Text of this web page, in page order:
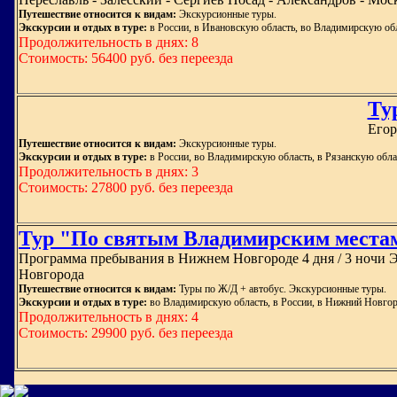
Путешествие относится к видам: Экскурсионные туры.
Экскурсии и отдых в туре: в России, в Ивановскую область, во Владимирскую
Продолжительность в днях: 8
Стоимость: 56400 руб. без переезда
Путешествие относится к видам: Экскурсионные туры.
Экскурсии и отдых в туре: в России, во Владимирскую область, в Рязанскую
Продолжительность в днях: 3
Стоимость: 27800 руб. без переезда
Тур "По святым Владимирским
Программа пребывания в Нижнем Новгороде 4 дня / 3
Новгорода
Путешествие относится к видам: Туры по Ж/Д + автобус. Экскурсионные туры.
Экскурсии и отдых в туре: во Владимирскую область, в России, в Нижний
Продолжительность в днях: 4
Стоимость: 29900 руб. без переезда